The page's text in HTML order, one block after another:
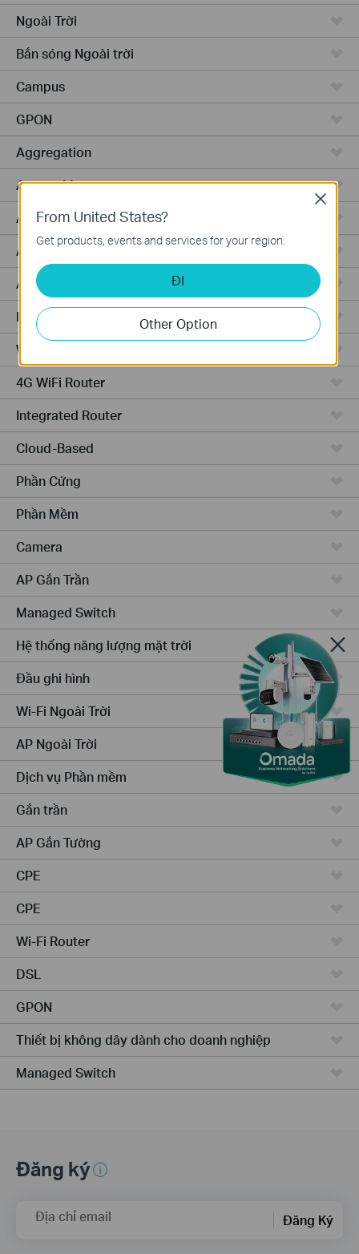
Ngoài Trời
Bắn sóng Ngoài trời
Campus
GPON
Aggregation
Access Max
Access Pro
Access
Access Plus
Router Có Dây
WiFi Router
4G WiFi Router
Integrated Router
Cloud-Based
Phần Cứng
Phần Mềm
Camera
AP Gắn Trần
Managed Switch
Hệ thống năng lượng mặt trời
Đầu ghi hình
Wi-Fi Ngoài Trời
AP Ngoài Trời
Dịch vụ Phần mềm
Gắn trần
AP Gắn Tường
CPE
CPE
Wi-Fi Router
DSL
GPON
Thiết bị không dây dành cho doanh nghiệp
Managed Switch
Đăng ký
Địa chỉ email Đăng Ký
From United States?
Get products, events and services for your region.
ĐI
Other Option
Close